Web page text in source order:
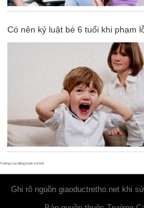
Có nên kỷ luật bé 6 tuổi khi phạm
Ghi rõ nguồn giaoductretho.netkhi sử
Trường Cao đẳng Dược Hà Nội